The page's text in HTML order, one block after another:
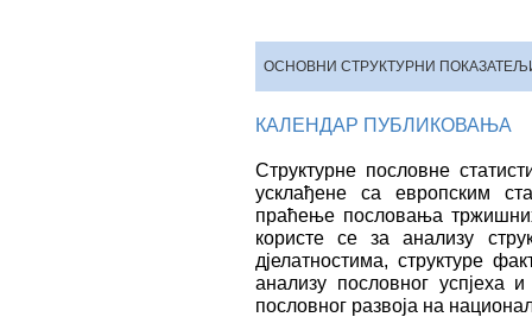
ОСНОВНИ СТРУКТУРНИ
КАЛЕНДАР ПУБЛИКОВАЊА
Структурне пословне
усклађене са европским
праћење пословања
користе се за анализу
дјелатностима, структуре
анализу пословног успјеха
пословног развоја на